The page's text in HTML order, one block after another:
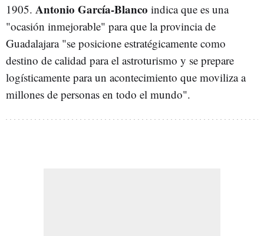
1905. Antonio García-Blanco indica que es una
"ocasión inmejorable" para que la provincia de
Guadalajara "se posicione estratégicamente como
destino de calidad para el astroturismo y se prepare
logísticamente para un acontecimiento que moviliza a
millones de personas en todo el mundo".